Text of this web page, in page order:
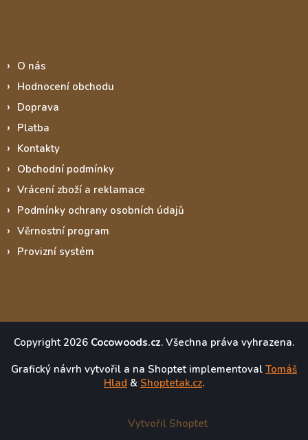
O nás
Hodnocení obchodu
Doprava
Platba
Kontakty
Obchodní podmínky
Vrácení zboží a reklamace
Podmínky ochrany osobních údajů
Věrnostní program
Provizní systém
Copyright 2026 Cocowoods.cz. Všechna práva vyhrazena.
Grafický návrh vytvořil a na Shoptet implementoval Tomáš
Hlad & Shoptetak.cz.
Vytvořil Shoptet